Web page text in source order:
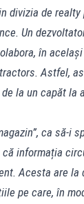
divizia de
Un
în
Astfel,
la un capăt la
ca să-i
informația
Acesta are la
pe care, în